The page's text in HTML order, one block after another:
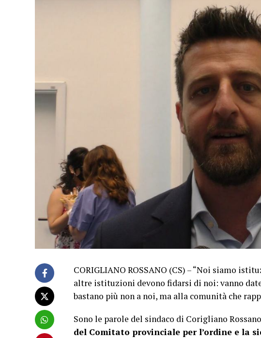
CORIGLIANO ROSSANO (CS) – “Noi siamo
altre istituzioni devono fidarsi di noi: vanno
bastano più non a noi, ma alla comunità che
Sono le parole del sindaco di Corigliano
del Comitato provinciale per l’ordine e la